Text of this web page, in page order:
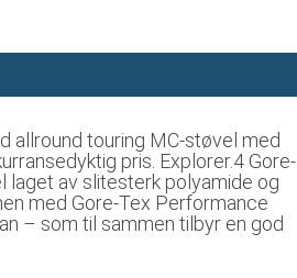
allround touring MC-støvel med
pris. Explorer.4 Gore-
laget av slitesterk polyamide og
med Gore-Tex Performance
– som til sammen tilbyr en god